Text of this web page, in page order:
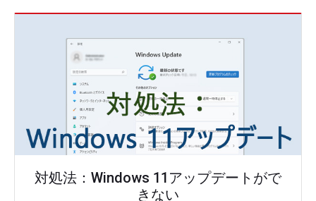
対処法：Windows 11アップデートがで
きない